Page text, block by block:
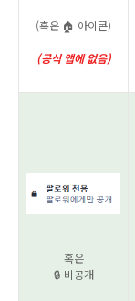
(혹은 🏠 아이콘)
(공식 앱에 없음)
혹은
🔒 비공개